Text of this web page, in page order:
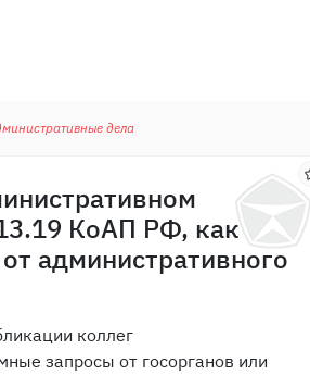
дела
КоАП РФ, как
административного
коллег
запросы от госорганов или